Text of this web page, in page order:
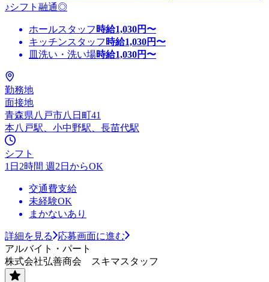
♪シフト融通◎
ホールスタッフ 時給1,030円〜
キッチンスタッフ 時給1,030円〜
皿洗い・洗い場時給1,030円〜
勤務地
面接地
青森県八戸市八日町41
本八戸駅、小中野駅、長苗代駅
シフト
1日2時間 週2日からOK
交通費支給
未経験OK
まかないあり
詳細を見る
応募画面に進む
アルバイト・パート
株式会社弘善商会 スキマスタッフ